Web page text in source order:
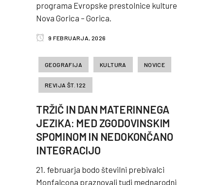
programa Evropske prestolnice kulture
Nova Gorica – Gorica.
9 FEBRUARJA, 2026
GEOGRAFIJA KULTURA NOVICE
REVIJA ŠT. 122
TRŽIČ IN DAN MATERINNEGA
JEZIKA: MED ZGODOVINSKIM
SPOMINOM IN NEDOKONČANO
INTEGRACIJO
21. februarja bodo številni prebivalci
Monfalcona praznovali tudi mednarodni